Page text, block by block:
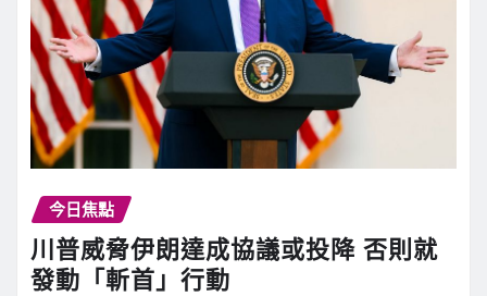
今日焦點
川普威脅伊朗達成協議或投降 否則就
發動「斬首」行動